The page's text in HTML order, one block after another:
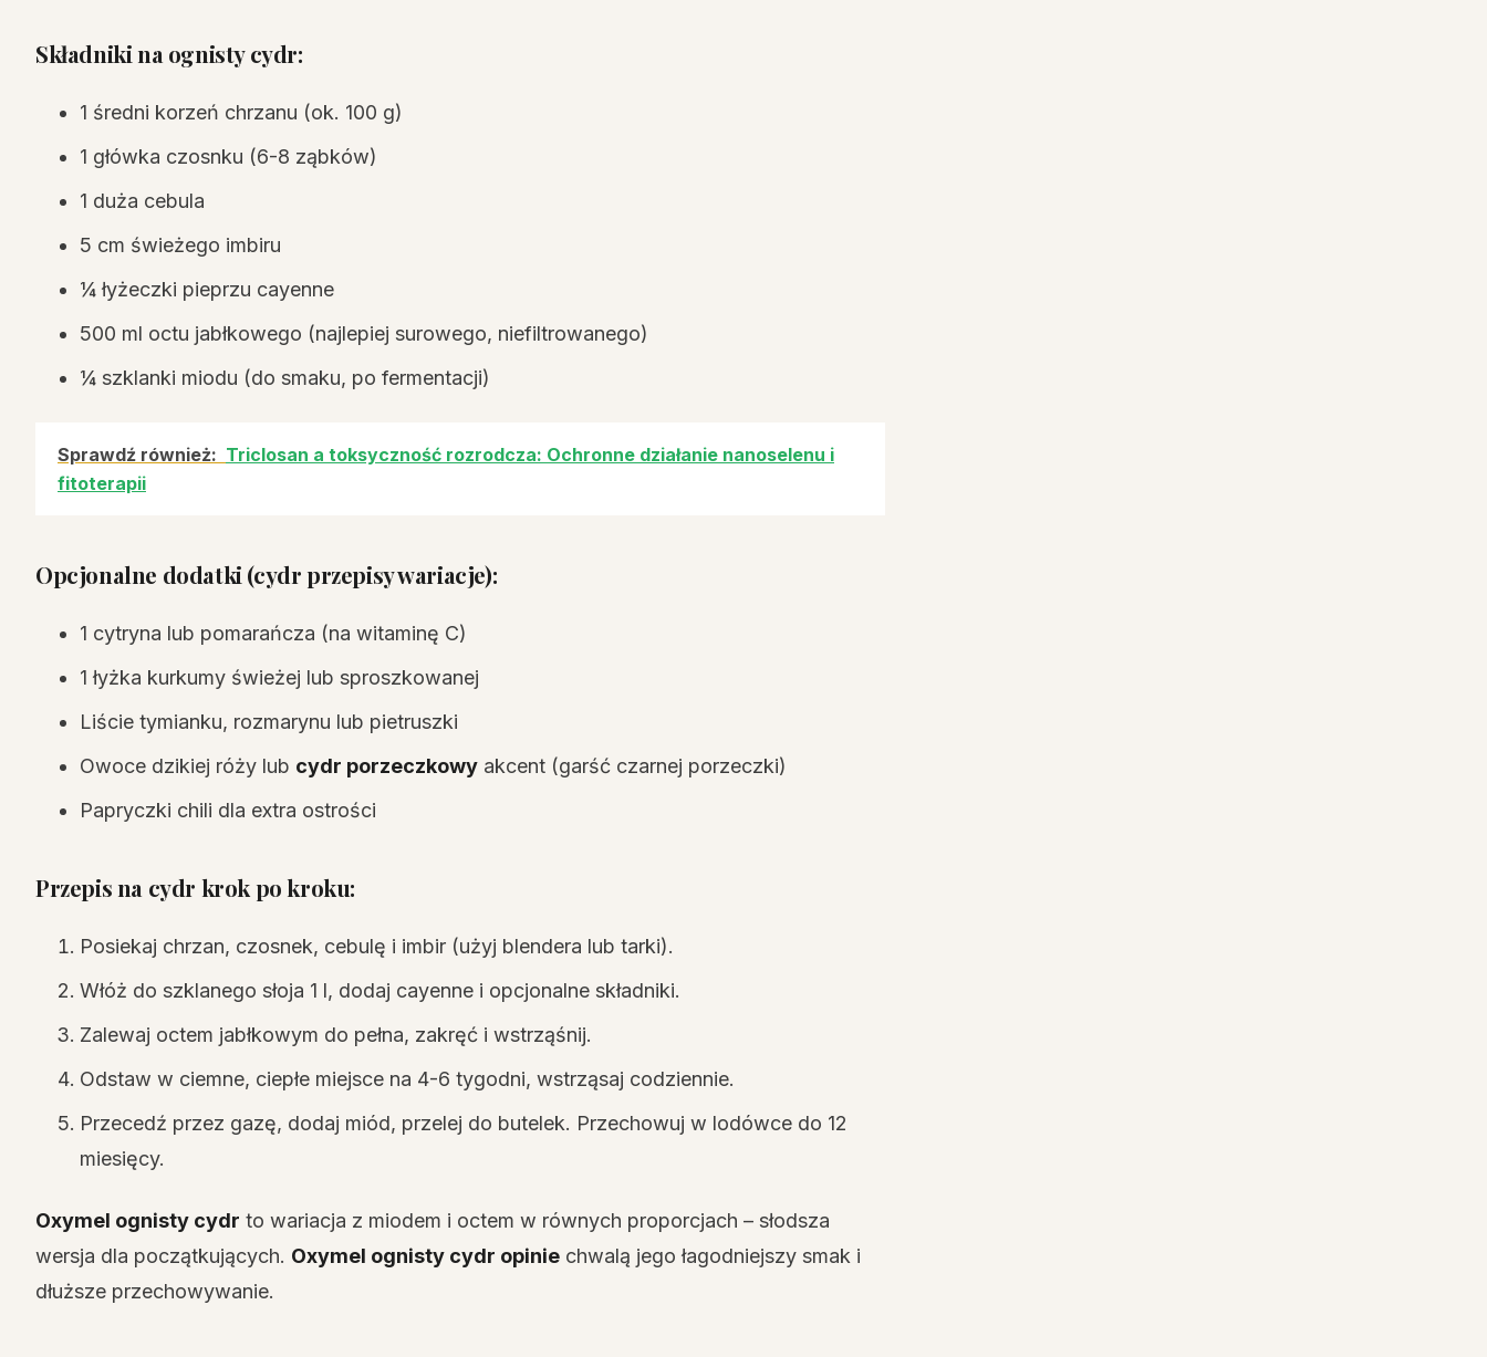
Składniki na ognisty cydr:
1 średni korzeń chrzanu (ok. 100 g)
1 główka czosnku (6-8 ząbków)
1 duża cebula
5 cm świeżego imbiru
¼ łyżeczki pieprzu cayenne
500 ml octu jabłkowego (najlepiej surowego, niefiltrowanego)
¼ szklanki miodu (do smaku, po fermentacji)
Sprawdź również: Triclosan a toksyczność rozrodcza: Ochronne działanie nanoselenu i
fitoterapii
Opcjonalne dodatki (cydr przepisywariacje):
1 cytryna lub pomarańcza (na witaminę C)
1 łyżka kurkumy świeżej lub sproszkowanej
Liście tymianku, rozmarynu lub pietruszki
Owoce dzikiej róży lub cydr porzeczkowy akcent (garść czarnej porzeczki)
Papryczki chili dla extra ostrości
Przepis na cydr krok po kroku:
Posiekaj chrzan, czosnek, cebulę i imbir (użyj blendera lub tarki).
Włóż do szklanego słoja 1 l, dodaj cayenne i opcjonalne składniki.
Zalewaj octem jabłkowym do pełna, zakręć i wstrząśnij.
Odstaw w ciemne, ciepłe miejsce na 4-6 tygodni, wstrząsaj codziennie.
Przecedź przez gazę, dodaj miód, przelej do butelek. Przechowuj w lodówce do 12
miesięcy.
Oxymel ognisty cydr to wariacja z miodem i octem w równych proporcjach – słodsza
wersja dla początkujących. Oxymel ognisty cydr opinie chwalą jego łagodniejszy smak i
dłuższe przechowywanie.